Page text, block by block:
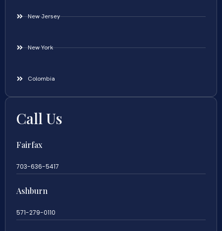
New Jersey
New York
Colombia
Call Us
Fairfax
703-636-5417
Ashburn
571-279-0110